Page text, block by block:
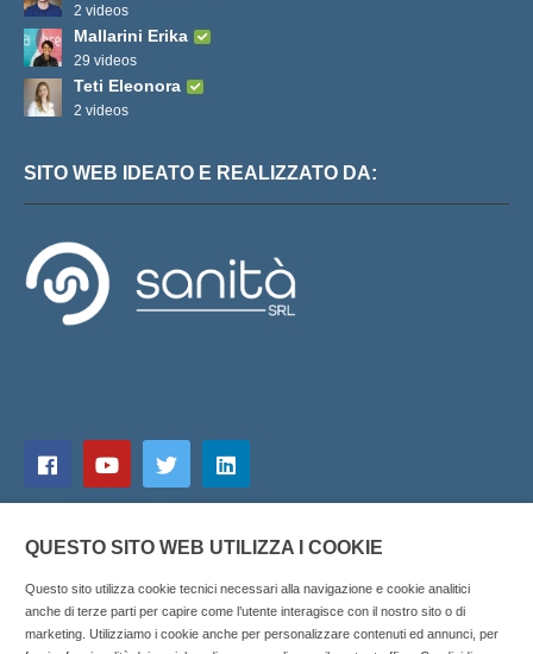
2 videos
Mallarini Erika
29 videos
Teti Eleonora
2 videos
SITO WEB IDEATO E REALIZZATO DA:
QUESTO SITO WEB UTILIZZA I COOKIE
Questo sito utilizza cookie tecnici necessari alla navigazione e cookie analitici
anche di terze parti per capire come l’utente interagisce con il nostro sito o di
marketing. Utilizziamo i cookie anche per personalizzare contenuti ed annunci, per